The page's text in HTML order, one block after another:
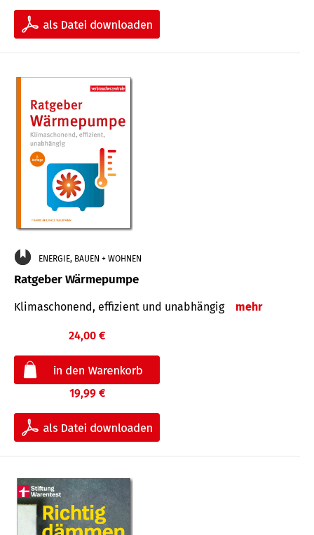
ENERGIE, BAUEN + WOHNEN
Ratgeber Wärmepumpe
Klimaschonend, effizient und unabhängig mehr
24,00 €
19,99 €